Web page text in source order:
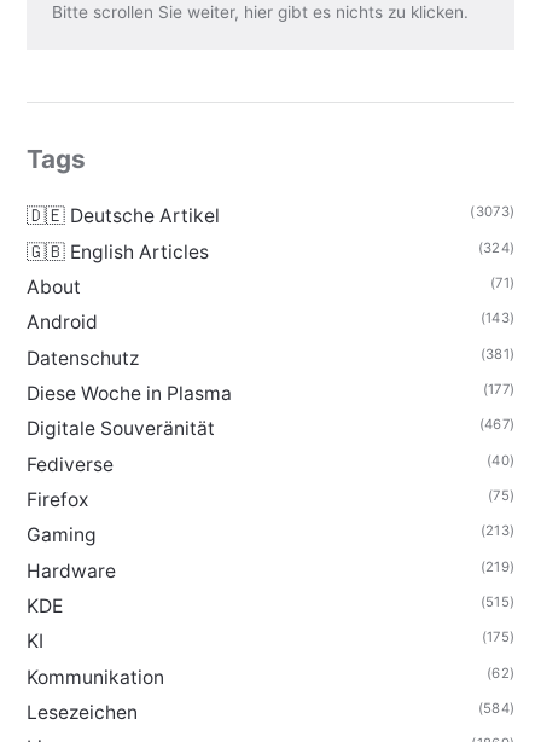
Bitte scrollen Sie weiter, hier gibt es nichts zu klicken.
Tags
🇩🇪 Deutsche Artikel (3073)
🇬🇧 English Articles (324)
About (71)
Android (143)
Datenschutz (381)
Diese Woche in Plasma (177)
Digitale Souveränität (467)
Fediverse (40)
Firefox (75)
Gaming (213)
Hardware (219)
KDE (515)
KI (175)
Kommunikation (62)
Lesezeichen (584)